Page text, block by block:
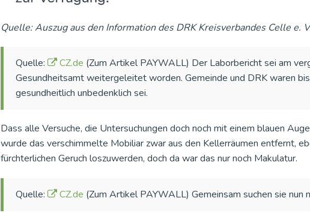
Quelle: Auszug aus den Information des DRK Kreisverbandes Celle e.
Quelle: CZ.de (Zum Artikel PAYWALL) Der Laborbericht sei am
Gesundheitsamt weitergeleitet worden. Gemeinde und DRK waren
gesundheitlich unbedenklich sei.
Dass alle Versuche, die Untersuchungen doch noch mit einem blauen
wurde das verschimmelte Mobiliar zwar aus den Kellerräumen entfernt,
fürchterlichen Geruch loszuwerden, doch da war das nur noch Makulatur.
Quelle: CZ.de (Zum Artikel PAYWALL) Gemeinsam suchen sie nun